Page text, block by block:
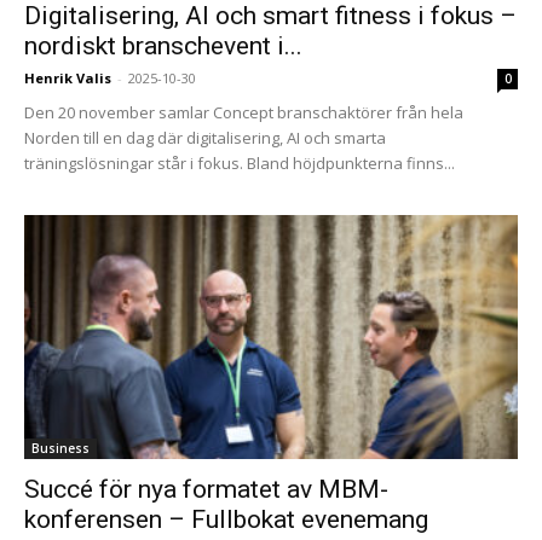
Digitalisering, AI och smart fitness i fokus –
nordiskt branschevent i...
Henrik Valis - 2025-10-30 0
Den 20 november samlar Concept branschaktörer från hela
Norden till en dag där digitalisering, AI och smarta
träningslösningar står i fokus. Bland höjdpunkterna finns...
Business
Succé för nya formatet av MBM-
konferensen – Fullbokat evenemang